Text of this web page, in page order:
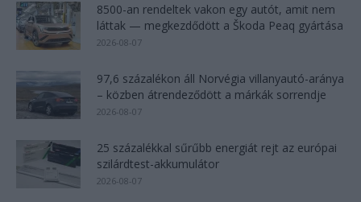
8500-an rendeltek vakon egy autót, amit nem
láttak — megkezdődött a Škoda Peaq gyártása
2026-08-07
97,6 százalékon áll Norvégia villanyautó-aránya
– közben átrendeződött a márkák sorrendje
2026-08-07
25 százalékkal sűrűbb energiát rejt az európai
szilárdtest-akkumulátor
2026-08-07